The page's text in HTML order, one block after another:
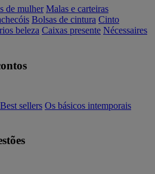
de mulher Malas e carteiras
Bolsas de cintura Cinto
beleza Caixas presente Nécessaires
Best sellers Os básicos intemporais